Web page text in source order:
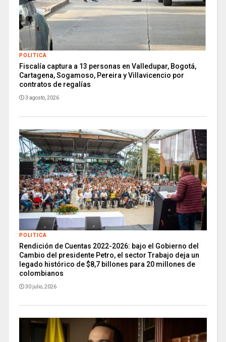
POLITICA
Fiscalía captura a 13 personas en Valledupar, Bogotá,
Cartagena, Sogamoso, Pereira y Villavicencio por
contratos de regalías
3 agosto, 2026
POLITICA
Rendición de Cuentas 2022-2026: bajo el Gobierno del
Cambio del presidente Petro, el sector Trabajo deja un
legado histórico de $8,7 billones para 20 millones de
colombianos
30 julio, 2026